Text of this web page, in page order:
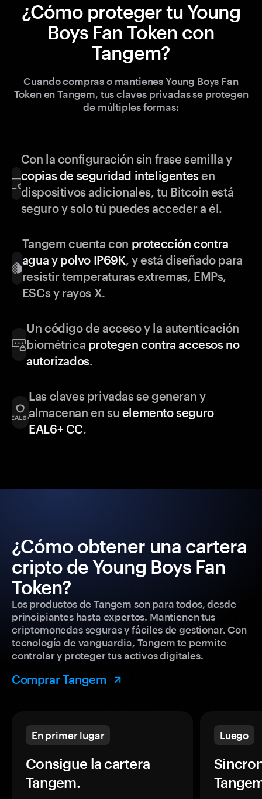
¿Cómo proteger tu Young
Boys Fan Token con
Tangem?
Cuando compras o mantienes Young Boys Fan
Token en Tangem, tus claves privadas se protegen
de múltiples formas:
Con la configuración sin frase semilla y
copias de seguridad inteligentesen
dispositivos adicionales, tu Bitcoin está
seguro y solo tú puedes acceder a él.
Tangem cuenta con protección contra
agua y polvo IP69K, y está diseñado para
resistir temperaturas extremas, EMPs,
ESCs y rayos X.
Un código de acceso y la autenticación
biométrica protegen contra accesos no
autorizados.
Las claves privadas se generan y
almacenan en su elemento seguro
EAL6+ CC.
¿Cómo obtener una cartera
cripto de Young Boys Fan
Token?
Los productos de Tangem son para todos, desde
principiantes hasta expertos. Mantienen tus
criptomonedas seguras y fáciles de gestionar. Con
tecnología de vanguardia, Tangem te permite
controlar y proteger tus activos digitales.
Comprar Tangem
En primer lugar
Consigue la cartera
Tangem.
Luego